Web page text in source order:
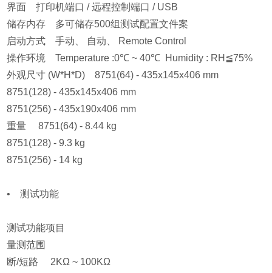
界面 打印机端口 / 远程控制端口 / USB
储存内存 多可储存500组测试配置文件案
启动方式 手动、 自动、 Remote Control
操作环境 Temperature :0℃ ~ 40℃ Humidity : RH≦75%
外观尺寸 (W*H*D) 8751(64) - 435x145x406 mm
8751(128) - 435x145x406 mm
8751(256) - 435x190x406 mm
重量 8751(64) - 8.44 kg
8751(128) - 9.3 kg
8751(256) - 14 kg
• 测试功能
测试功能项目
量测范围
断/短路 2KΩ ~ 100KΩ